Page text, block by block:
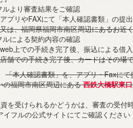
ルより審査結果をご確認
アプリやFAXにて「本人確認書類」の提
は、福岡県福岡市南区周辺にあるお近
ルによる契約内容の確認
web上での手続き完了後、振込による借
舗での手続き完了後、カードはその場
「本人確認書類」を、アプリ・Faxに
の福岡市南区周辺にある西鉄大橋駅東
を受けられるかどうかは、審査の受付
イフルの公式サイトにてご確認ください